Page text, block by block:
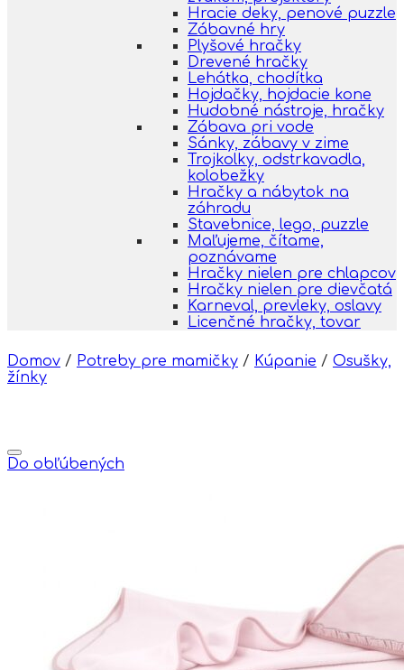
Hracie deky, penové puzzle
Zábavné hry
Plyšové hračky
Drevené hračky
Lehátka, chodítka
Hojdačky, hojdacie kone
Hudobné nástroje, hračky
Zábava pri vode
Sánky, zábavy v zime
Trojkolky, odstrkavadla,
kolobežky
Hračky a nábytok na
záhradu
Stavebnice, lego, puzzle
Maľujeme, čítame,
poznávame
Hračky nielen pre chlapcov
Hračky nielen pre dievčatá
Karneval, prevleky, oslavy
Licenčné hračky, tovar
Domov / Potreby pre mamičky / Kúpanie / Osušky,
žínky
Do obľúbených